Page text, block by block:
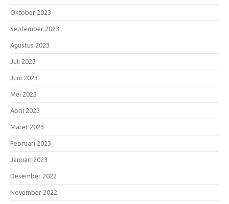
Oktober 2023
September 2023
Agustus 2023
Juli 2023
Juni 2023
Mei 2023
April 2023
Maret 2023
Februari 2023
Januari 2023
Desember 2022
November 2022